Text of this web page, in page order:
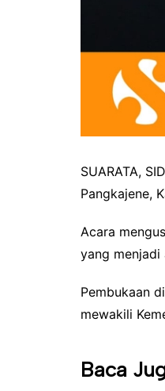
SUARATA,
Pangkajene,
Acara
yang menjadi
Pembukaan
mewakili
Baca